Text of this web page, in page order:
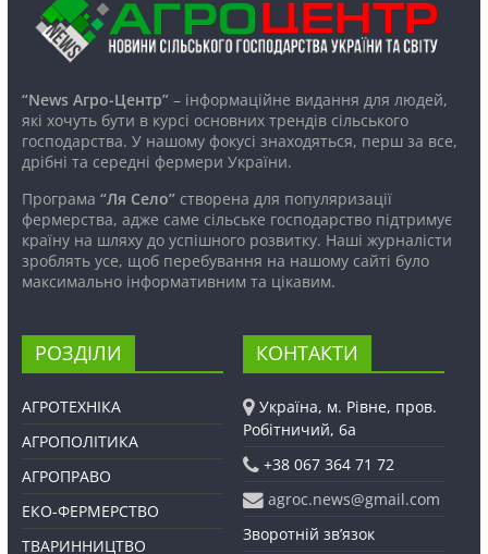
“News Агро-Центр”– інформаційне видання для людей,
які хочуть бути в курсі основних трендів сільського
господарства. У нашому фокусі знаходяться, перш за все,
дрібні та середні фермери України.
Програма “Ля Село”створена для популяризації
фермерства, адже саме сільське господарство підтримує
країну на шляху до успішного розвитку. Наші журналісти
зроблять усе, щоб перебування на нашому сайті було
максимально інформативним та цікавим.
РОЗДІЛИ
АГРОТЕХНІКА
АГРОПОЛІТИКА
АГРОПРАВО
ЕКО-ФЕРМЕРСТВО
ТВАРИННИЦТВО
КОНТАКТИ
Україна, м. Рівне, пров.
Робітничий, 6а
+38 067 364 71 72
agroc.news@gmail.com
Зворотній зв’язок